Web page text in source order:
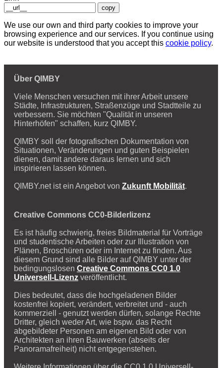
copy
We use our own and third party cookies to improve your
browsing experience and our services. If you continue using
our website is understood that you accept this cookie policy.
Über QIMBY
Viele Menschen versuchen mit ihrer Arbeit unsere
Städte, Infrastrukturen, Straßenzüge und Stadtteile zu
verbessern. Sie möchten "Qualität in unseren
Hinterhöfen" schaffen, kurz QIMBY.
QIMBY soll der fotografischen Dokumentation von
Situationen, Veränderungen und guten Beispielen
dienen, damit andere daraus lernen und sich
inspirieren lassen können.
QIMBY.net ist ein Angebot von Zukunft Mobilität.
Creative Commons CC0-Bilderlizenz
Es ist häufig schwierig, freies Bildmaterial für Vorträge
und studentische Arbeiten oder zur Illustration von
Plänen, Broschüren oder im Internet zu finden. Aus
diesem Grund sind alle Bilder auf QIMBY unter der
bedingungslosen Creative Commons CC0 1.0
Universell-Lizenz veröffentlicht.
Dies bedeutet, dass die hochgeladenen Bilder
kostenfrei kopiert, verändert, verbreitet und - auch
kommerziell - genutzt werden dürfen, solange Rechte
Dritter, gleich weder Art, wie bspw. das Recht
abgebildeter Personen am eigenen Bild oder von
Architekten an ihren Bauwerken (abseits der
Panoramafreiheit) nicht entgegenstehen.